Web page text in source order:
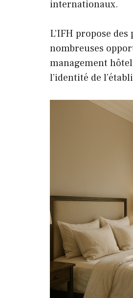
internationaux.
L’IFH propose
nombreuses
management
l’identité de